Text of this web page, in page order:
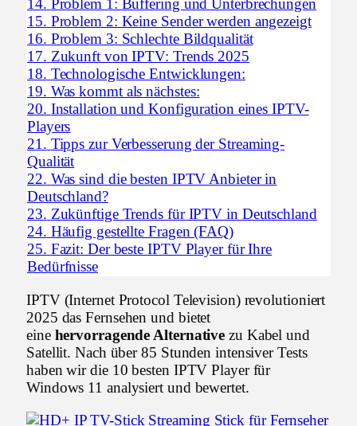
14. Problem 1: Buffering und Unterbrechungen
15. Problem 2: Keine Sender werden angezeigt
16. Problem 3: Schlechte Bildqualität
17. Zukunft von IPTV: Trends 2025
18. Technologische Entwicklungen:
19. Was kommt als nächstes:
20. Installation und Konfiguration eines IPTV-
Players
21. Tipps zur Verbesserung der Streaming-
Qualität
22. Was sind die besten IPTV Anbieter in
Deutschland?
23. Zukünftige Trends für IPTV in Deutschland
24. Häufig gestellte Fragen (FAQ)
25. Fazit: Der beste IPTV Player für Ihre
Bedürfnisse
IPTV (Internet Protocol Television) revolutioniert
2025 das Fernsehen und bietet
eine hervorragende Alternative zu Kabel und
Satellit. Nach über 85 Stunden intensiver Tests
haben wir die 10 besten IPTV Player für
Windows 11 analysiert und bewertet.